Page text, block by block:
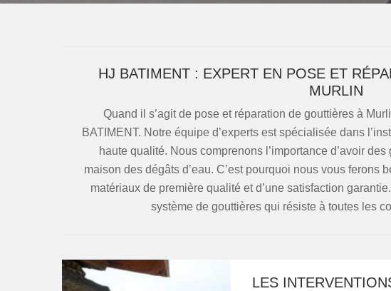
HJ BATIMENT : EXPERT EN POSE ET
MURLIN
Quand il s’agit de pose et réparation de gouttières à
BATIMENT. Notre équipe d’experts est spécialisée dans
haute qualité. Nous comprenons l’importance d’avoir
maison des dégâts d’eau. C’est pourquoi nous vous ferons
matériaux de première qualité et d’une satisfaction
système de gouttières qui résiste à toutes les
LES